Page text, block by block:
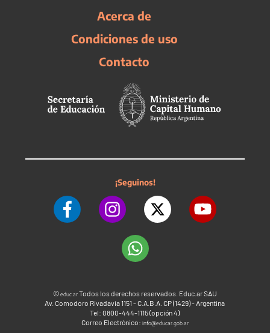
Acerca de
Condiciones de uso
Contacto
¡Seguinos!
©educ.arTodos los derechos reservados. Educ.ar SAU
Av. Comodoro Rivadavia 1151 - C.A.B.A. CP (1429) - Argentina
Tel: 0800-444-1115 (opción 4)
Correo Electrónico: info@educar.gob.ar